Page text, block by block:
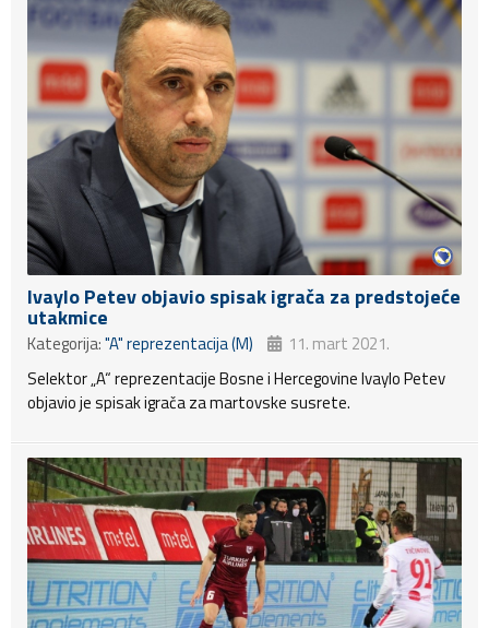
Ivaylo Petev objavio spisak igrača za predstojeće
utakmice
Kategorija:"A" reprezentacija (M)
11. mart 2021.
Selektor „A“ reprezentacije Bosne i Hercegovine Ivaylo Petev
objavio je spisak igrača za martovske susrete.